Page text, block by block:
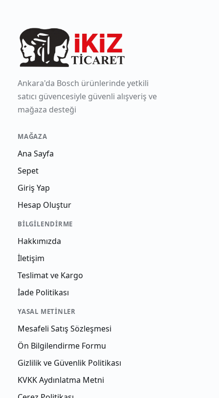
Ankara'da Bosch ürünlerinde yetkili
satıcı güvencesiyle güvenli alışveriş ve
mağaza desteği
MAĞAZA
Ana Sayfa
Sepet
Giriş Yap
Hesap Oluştur
BILGILENDIRME
Hakkımızda
İletişim
Teslimat ve Kargo
İade Politikası
YASAL METINLER
Mesafeli Satış Sözleşmesi
Ön Bilgilendirme Formu
Gizlilik ve Güvenlik Politikası
KVKK Aydınlatma Metni